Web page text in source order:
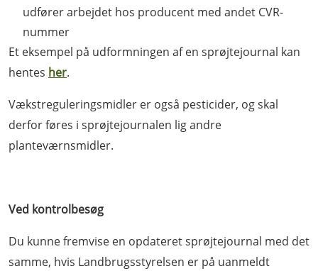
udfører arbejdet hos producent med andet CVR-
nummer
Et eksempel på udformningen af en sprøjtejournal kan
hentes her.
Vækstreguleringsmidler er også pesticider, og skal
derfor føres i sprøjtejournalen lig andre
planteværnsmidler.
Ved kontrolbesøg
Du kunne fremvise en opdateret sprøjtejournal med det
samme, hvis Landbrugsstyrelsen er på uanmeldt